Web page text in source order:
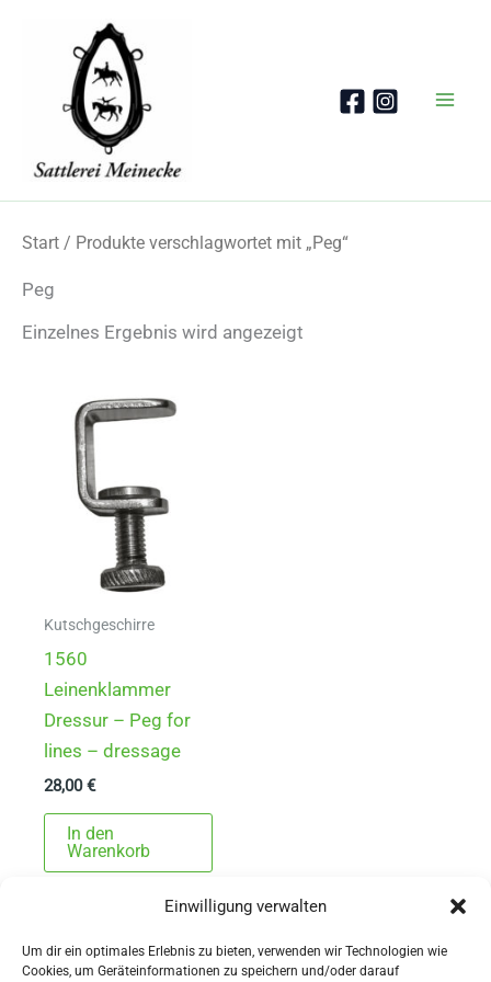
Einwilligung verwalten
Um dir ein optimales Erlebnis zu bieten, verwenden wir Technologien wie
Cookies, um Geräteinformationen zu speichern und/oder darauf
Start / Produkte verschlagwortet mit „Peg“
Peg
Einzelnes Ergebnis wird angezeigt
Kutschgeschirre
1560
Leinenklammer
Dressur – Peg for
lines – dressage
28,00€
In den
Warenkorb